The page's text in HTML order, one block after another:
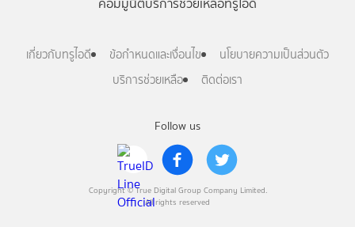
Follow us
Copyright © True Digital Group Company Limited.
All rights reserved
คอมมูนิตี้บริการช่วยเหลือทรูไอดี
เกี่ยวกับทรูไอดี ข้อกำหนดและเงื่อนไข
นโยบายความเป็นส่วนตัว
บริการช่วยเหลือ
ติดต่อเรา